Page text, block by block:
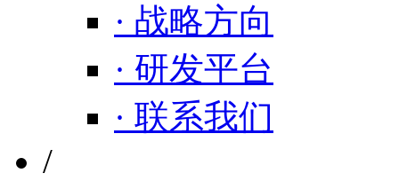
· 战略方向
· 研发平台
· 联系我们
/